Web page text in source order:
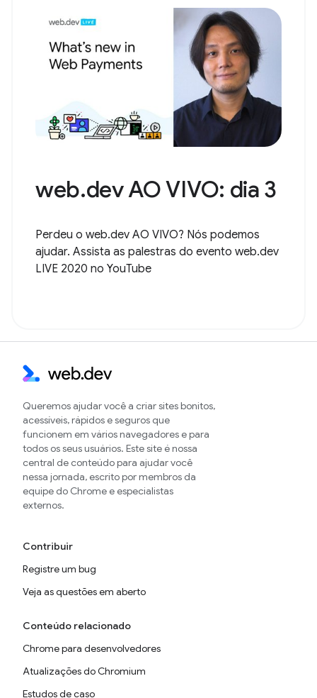
web.dev AO VIVO: dia 3
Perdeu o web.dev AO VIVO? Nós podemos
ajudar. Assista as palestras do evento web.dev
LIVE 2020 no YouTube
Queremos ajudar você a criar sites bonitos,
acessíveis, rápidos e seguros que
funcionem em vários navegadores e para
todos os seus usuários. Este site é nossa
central de conteúdo para ajudar você
nessa jornada, escrito por membros da
equipe do Chrome e especialistas
externos.
Contribuir
Registre um bug
Veja as questões em aberto
Conteúdo relacionado
Chrome para desenvolvedores
Atualizações do Chromium
Estudos de caso